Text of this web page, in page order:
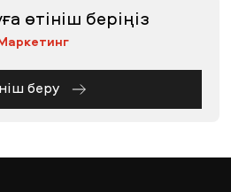
өтініш беріңіз
беру